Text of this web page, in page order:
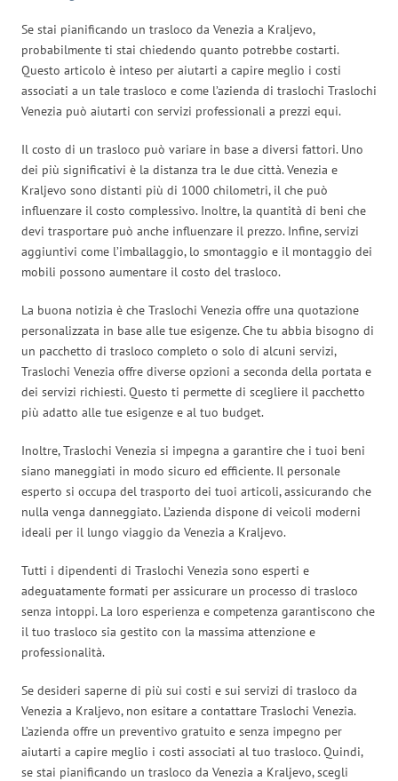
Se stai pianificando un trasloco da Venezia a Kraljevo,
probabilmente ti stai chiedendo quanto potrebbe costarti.
Questo articolo è inteso per aiutarti a capire meglio i costi
associati a un tale trasloco e come l’azienda di traslochi Traslochi
Venezia può aiutarti con servizi professionali a prezzi equi.
Il costo di un trasloco può variare in base a diversi fattori. Uno
dei più significativi è la distanza tra le due città. Venezia e
Kraljevo sono distanti più di 1000 chilometri, il che può
influenzare il costo complessivo. Inoltre, la quantità di beni che
devi trasportare può anche influenzare il prezzo. Infine, servizi
aggiuntivi come l’imballaggio, lo smontaggio e il montaggio dei
mobili possono aumentare il costo del trasloco.
La buona notizia è che Traslochi Venezia offre una quotazione
personalizzata in base alle tue esigenze. Che tu abbia bisogno di
un pacchetto di trasloco completo o solo di alcuni servizi,
Traslochi Venezia offre diverse opzioni a seconda della portata e
dei servizi richiesti. Questo ti permette di scegliere il pacchetto
più adatto alle tue esigenze e al tuo budget.
Inoltre, Traslochi Venezia si impegna a garantire che i tuoi beni
siano maneggiati in modo sicuro ed efficiente. Il personale
esperto si occupa del trasporto dei tuoi articoli, assicurando che
nulla venga danneggiato. L’azienda dispone di veicoli moderni
ideali per il lungo viaggio da Venezia a Kraljevo.
Tutti i dipendenti di Traslochi Venezia sono esperti e
adeguatamente formati per assicurare un processo di trasloco
senza intoppi. La loro esperienza e competenza garantiscono che
il tuo trasloco sia gestito con la massima attenzione e
professionalità.
Se desideri saperne di più sui costi e sui servizi di trasloco da
Venezia a Kraljevo, non esitare a contattare Traslochi Venezia.
L’azienda offre un preventivo gratuito e senza impegno per
aiutarti a capire meglio i costi associati al tuo trasloco. Quindi,
se stai pianificando un trasloco da Venezia a Kraljevo, scegli